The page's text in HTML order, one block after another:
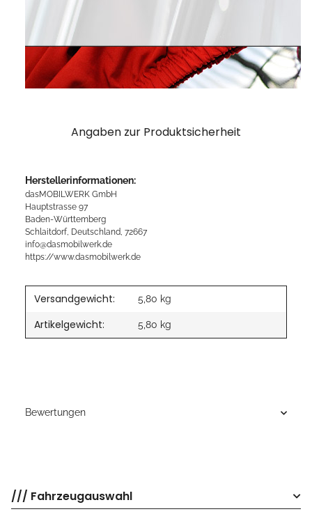
Angaben zur Produktsicherheit
Herstellerinformationen:
dasMOBILWERK GmbH
Hauptstrasse 97
Baden-Württemberg
Schlaitdorf, Deutschland, 72667
info@dasmobilwerk.de
https://www.dasmobilwerk.de
Versandgewicht: 5,80 kg
Artikelgewicht: 5,80 kg
Bewertungen
/// Fahrzeugauswahl